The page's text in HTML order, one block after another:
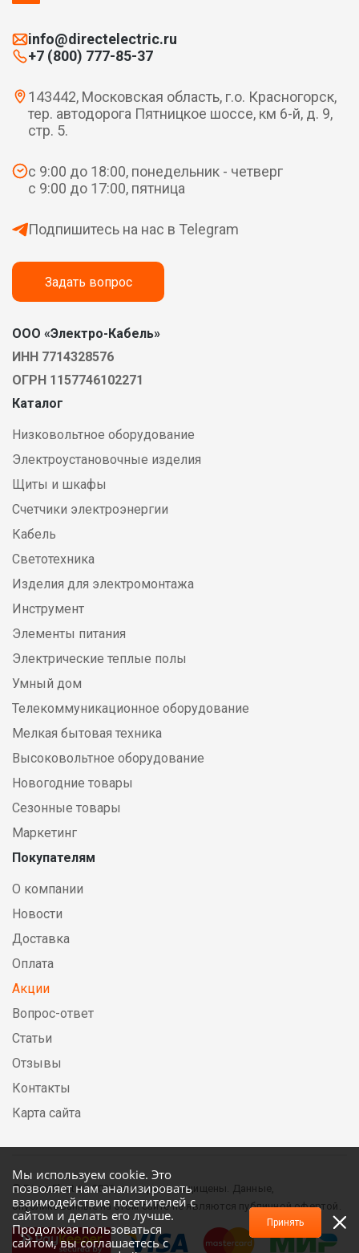
Мы используем cookie. Это
позволяет нам анализировать
взаимодействие посетителей с
сайтом и делать его лучше.
Продолжая пользоваться
сайтом, вы соглашаетесь с
Принять
info@directelectric.ru
+7 (800) 777-85-37
143442, Московская область, г.о. Красногорск,
тер. автодорога Пятницкое шоссе, км 6-й, д. 9,
стр. 5.
с 9:00 до 18:00, понедельник - четверг
с 9:00 до 17:00, пятница
Подпишитесь на нас в Telegram
Задать вопрос
ООО «Электро-Кабель»
ИНН 7714328576
ОГРН 1157746102271
Каталог
Низковольтное оборудование
Электроустановочные изделия
Щиты и шкафы
Счетчики электроэнергии
Кабель
Светотехника
Изделия для электромонтажа
Инструмент
Элементы питания
Электрические теплые полы
Умный дом
Телекоммуникационное оборудование
Мелкая бытовая техника
Высоковольтное оборудование
Новогодние товары
Сезонные товары
Маркетинг
Покупателям
О компании
Новости
Доставка
Оплата
Акции
Вопрос-ответ
Статьи
Отзывы
Контакты
Карта сайта
© DirectElectric, 2026, все права защищены. Данные,
опубликованные на этом сайте не являются публичной офертой.